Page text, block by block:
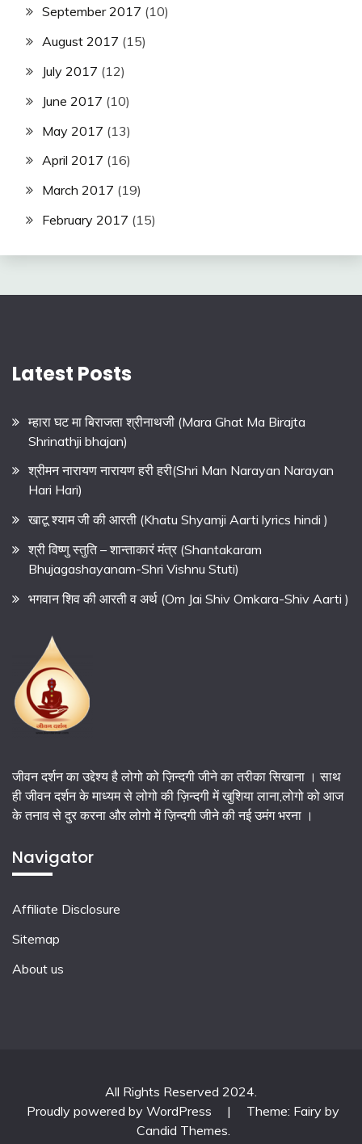
September 2017 (10)
August 2017 (15)
July 2017 (12)
June 2017 (10)
May 2017 (13)
April 2017 (16)
March 2017 (19)
February 2017 (15)
Latest Posts
म्हारा घट मा बिराजता श्रीनाथजी (Mara Ghat Ma Birajta
Shrinathji bhajan)
श्रीमन नारायण नारायण हरी हरी(Shri Man Narayan Narayan
Hari Hari)
खाटू श्याम जी की आरती (Khatu Shyamji Aarti lyrics hindi )
श्री विष्णु स्तुति – शान्ताकारं मंत्र (Shantakaram
Bhujagashayanam-Shri Vishnu Stuti)
भगवान शिव की आरती व अर्थ (Om Jai Shiv Omkara-Shiv Aarti )
जीवन दर्शन का उद्देश्य है लोगो को ज़िन्दगी जीने का तरीका सिखाना । साथ
ही जीवन दर्शन के माध्यम से लोगो की ज़िन्दगी में खुशिया लाना,लोगो को आज
के तनाव से दुर करना और लोगो में ज़िन्दगी जीने की नई उमंग भरना ।
Navigator
Affiliate Disclosure
Sitemap
About us
All Rights Reserved 2024.
Proudly powered by WordPress
|
Theme: Fairy by
Candid Themes.